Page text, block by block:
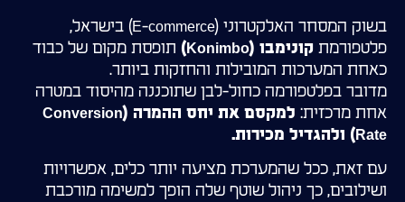
בשוק המסחר האלקטרוני (E-commerce) בישראל,
פלטפורמת קונימבו (Konimbo)
תופסת מקום של כבוד
כאחת המערכות המובילות והחזקות ביותר.
מדובר בפלטפורמה כחול-לבן שתוכננה מהיסוד במטרה
אחת מרכזית:
למקסם את יחס ההמרה (Conversion
Rate) ולהגדיל מכירות.
עם זאת, ככל שהמערכת מציעה יותר כלים, אפשרויות
ושילובים, כך ניהול שוטף שלה הופך למשימה מורכבת